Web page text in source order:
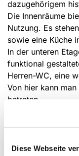
Diese Webseite
dazugehörigem
Die Innenräume
Nutzung. Es
sowie eine Küche
In der unteren
funktional
Herren-WC, eine
Von hier kann
betreten.
Sektempfang